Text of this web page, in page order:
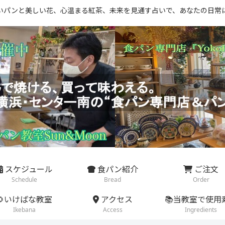
パンと美しい花、心温まる紅茶、未来を見通す占いで、あなたの日常
スケジュール
Schedule
食パン紹介
Bread
ご注文
Order
いけばな教室
Ikebana
アクセス
Access
📚当教室で使用
Ingredients